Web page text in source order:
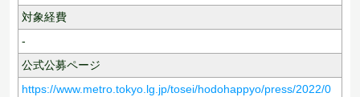
対象経費
-
公式公募ページ
https://www.metro.tokyo.lg.jp/tosei/hodohappyo/press/2022/0